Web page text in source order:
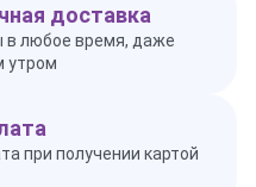
доставка
в любое время, даже
утром
при получении картой